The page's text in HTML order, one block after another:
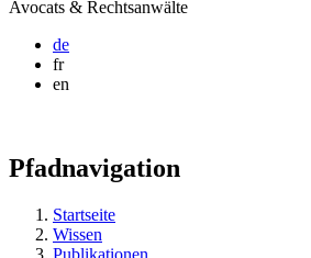
Avocats & Rechtsanwälte
de
fr
en
Pfadnavigation
Startseite
Wissen
Publikationen